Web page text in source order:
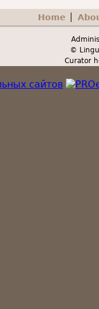
Home
©
Curator